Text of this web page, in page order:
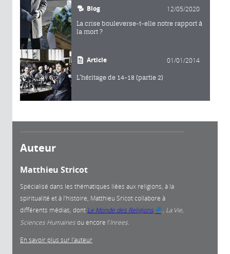
Blog 12/05/2020
La crise bouleverse-t-elle notre rapport à
la mort ?
Article 01/01/2014
L’héritage de 14-18 (partie 2)
Auteur
Matthieu Stricot
Spécialisé dans les thématiques liées aux religions, à la
spiritualité et à l’histoire, Matthieu Sricot collabore à
différents médias, dont Le Monde des Religions
(link is
, La Vie,
Sciences Humainesou encore l’Inrees
En savoir plus sur l'auteur